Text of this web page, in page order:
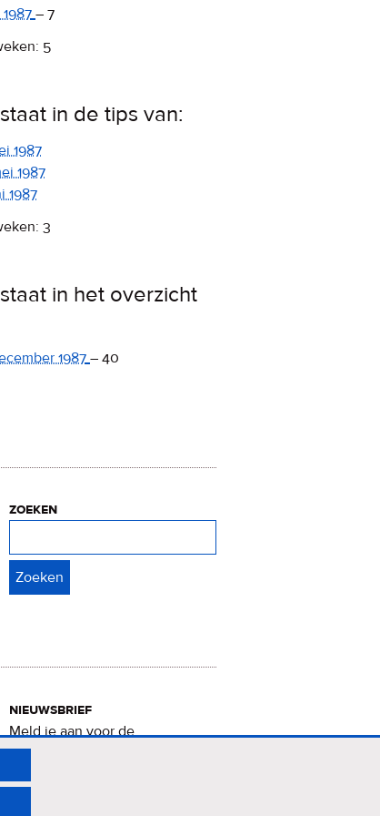
– 7
5
staat in de tips van:
1987
1987
1987
3
staat in het overzicht
1987 – 40
zoeken
nieuwsbrief
Meld je aan voor de
Verrukkelijke 15-nieuwsbrief